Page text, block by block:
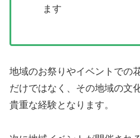
ます
地域のお祭りやイベントでの
だけではなく、その地域の文
貴重な経験となります。